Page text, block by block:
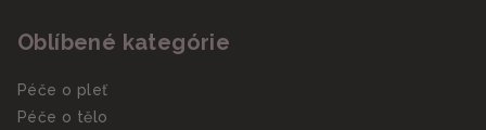
Oblíbené kategórie
Péče o pleť
Péče o tělo